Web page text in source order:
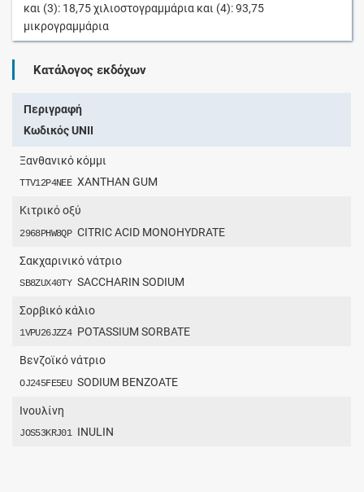
και (3): 18,75χιλιοστογραμμάρια και (4):93,75
μικρογραμμάρια
Κατάλογος εκδόχων
Περιγραφή
Κωδικός UNII
Ξανθανικό κόμμι
TTV12P4NEE XANTHAN GUM
Κιτρικό οξύ
2968PHW8QP CITRIC ACID MONOHYDRATE
Σακχαρινικό νάτριο
SB8ZUX40TY SACCHARIN SODIUM
Σορβικό κάλιο
1VPU26JZZ4 POTASSIUM SORBATE
Βενζοϊκό νάτριο
OJ245FE5EU SODIUM BENZOATE
Ινουλίνη
JOS53KRJ01 INULIN